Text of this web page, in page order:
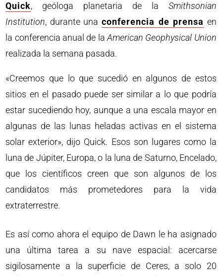
Quick, geóloga planetaria de la Smithsonian
Institution, durante una conferencia de prensa en
la conferencia anual de laAmerican Geophysical Union
realizada la semana pasada.
«Creemos que lo que sucedió en algunos de estos
sitios en el pasado puede ser similar a lo que podría
estar sucediendo hoy, aunque a una escala mayor en
algunas de las lunas heladas activas en el sistema
solar exterior», dijo Quick. Esos son lugares como la
luna de Júpiter, Europa, o la luna de Saturno, Encelado,
que los científicos creen que son algunos de los
candidatos más prometedores para la vida
extraterrestre.
Es así como ahora el equipo de Dawn le ha asignado
una última tarea a su nave espacial: acercarse
sigilosamente a la superficie de Ceres, a solo 20